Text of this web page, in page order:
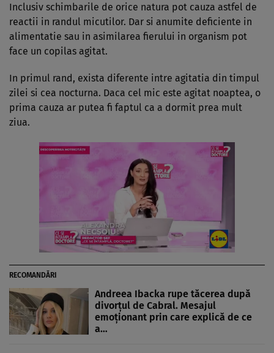
Inclusiv schimbarile de orice natura pot cauza astfel de
reactii in randul micutilor. Dar si anumite deficiente in
alimentatie sau in asimilarea fierului in organism pot
face un copilas agitat.
In primul rand, exista diferente intre agitatia din timpul
zilei si cea nocturna. Daca cel mic este agitat noaptea, o
prima cauza ar putea fi faptul ca a dormit prea mult
ziua.
RECOMANDĂRI
Andreea Ibacka rupe tăcerea după
divorțul de Cabral. Mesajul
emoționant prin care explică de ce
a…